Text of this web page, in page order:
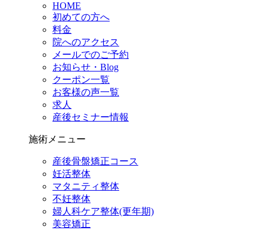
HOME
初めての方へ
料金
院へのアクセス
メールでのご予約
お知らせ・Blog
クーポン一覧
お客様の声一覧
求人
産後セミナー情報
施術メニュー
産後骨盤矯正コース
妊活整体
マタニティ整体
不妊整体
婦人科ケア整体(更年期)
美容矯正